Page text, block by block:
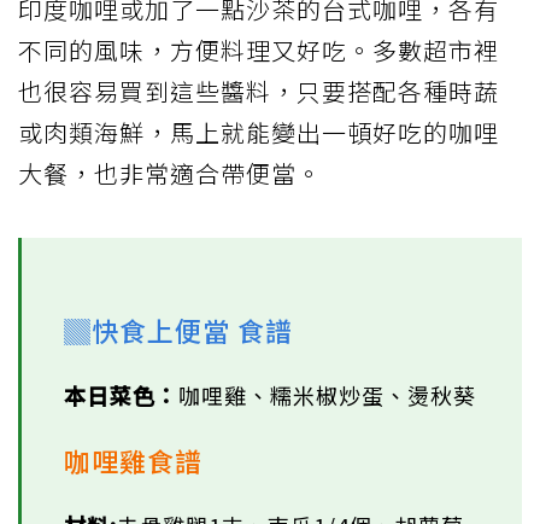
印度咖哩或加了一點沙茶的台式咖哩，各有
不同的風味，方便料理又好吃。多數超市裡
也很容易買到這些醬料，只要搭配各種時蔬
或肉類海鮮，馬上就能變出一頓好吃的咖哩
大餐，也非常適合帶便當。
▓快食上便當 食譜
本日菜色： 咖哩雞、糯米椒炒蛋、燙秋葵
咖哩雞食譜